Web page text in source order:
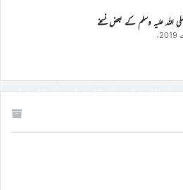
اللہ علیہ وسلم کے بعض نسخے